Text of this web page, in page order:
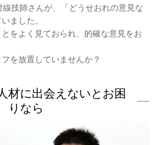
技師さんが、「どうせおれの意見な
ました。
をよく見ておられ、的確な意見をお
を放置していませんか？
材に出会えないとお困
りなら